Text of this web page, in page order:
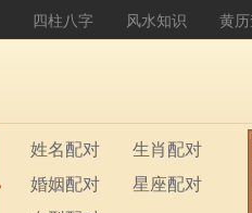
四柱八字 风水知识 黄
姓名配对
生肖配对
婚姻配对
星座配对